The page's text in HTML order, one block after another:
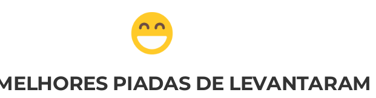
PIADAS DE LEVANTARAM